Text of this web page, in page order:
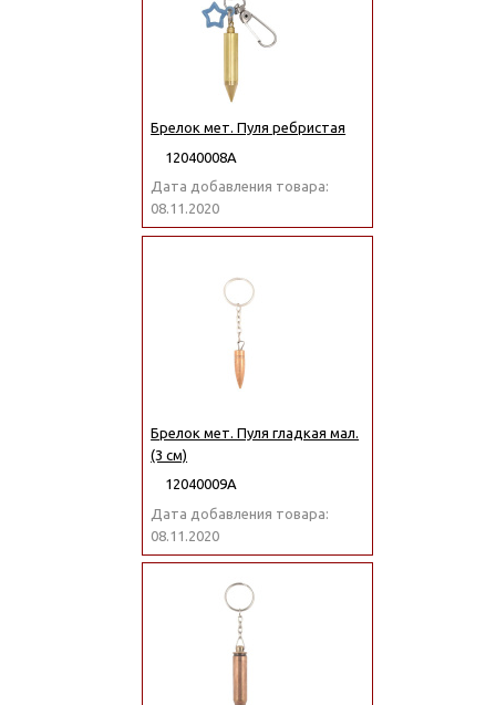
Брелок мет. Пуля ребристая
12040008А
Дата добавления товара:
08.11.2020
Брелок мет. Пуля гладкая мал.
(3 см)
12040009А
Дата добавления товара:
08.11.2020